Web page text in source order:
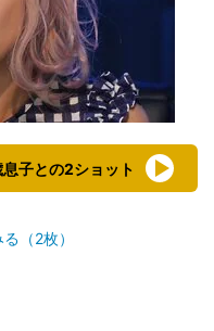
息子との2ショット
（2枚）